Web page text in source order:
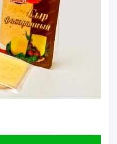
±5%
0+10mm
ントの
0+10mm